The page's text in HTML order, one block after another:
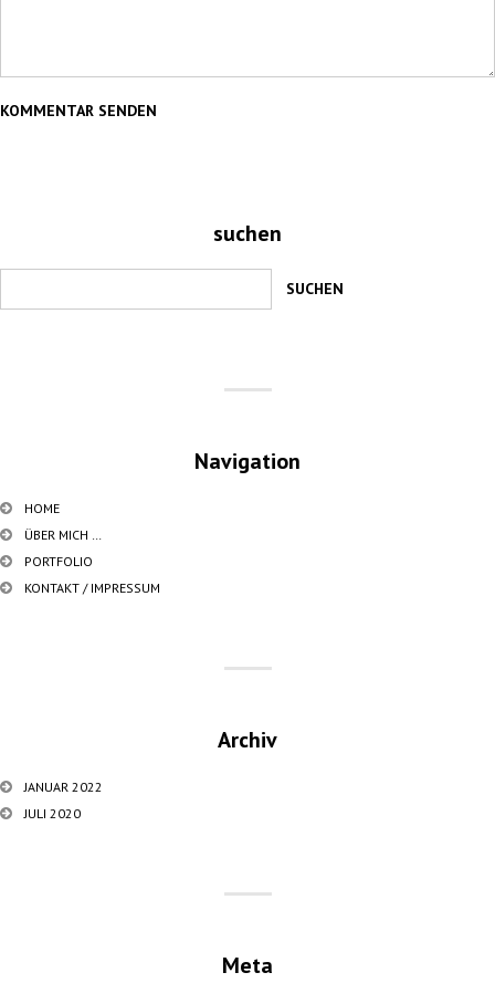
suchen
Navigation
HOME
ÜBER MICH …
PORTFOLIO
KONTAKT / IMPRESSUM
Archiv
JANUAR 2022
JULI 2020
Meta